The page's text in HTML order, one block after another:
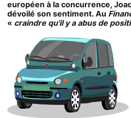
européen à la concurrence,
dévoilé son sentiment. Au
« craindre qu'il y a abus de